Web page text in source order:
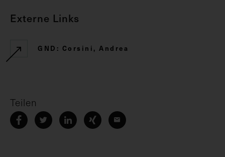
Externe Links
GND: Corsini, Andrea
Teilen